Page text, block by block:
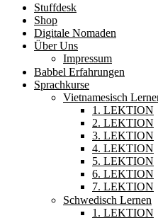
Stuffdesk
Shop
Digitale Nomaden
Über Uns
Impressum
Babbel Erfahrungen
Sprachkurse
Vietnamesisch
1. LEKTION
2. LEKTION
3. LEKTION
4. LEKTION
5. LEKTION
6. LEKTION
7. LEKTION
Schwedisch Lernen
1. LEKTION